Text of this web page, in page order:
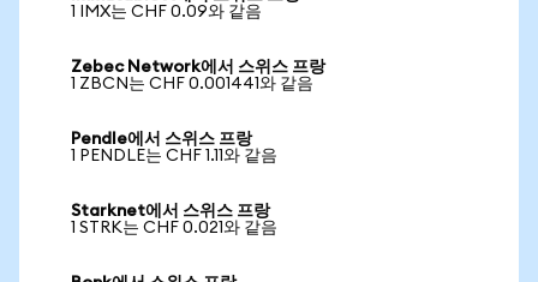
1 IMX는 CHF 0.09와 같음
Zebec Network에서 스위스 프랑
1 ZBCN는 CHF 0.001441와 같음
Pendle에서 스위스 프랑
1 PENDLE는 CHF 1.11와 같음
Starknet에서 스위스 프랑
1 STRK는 CHF 0.021와 같음